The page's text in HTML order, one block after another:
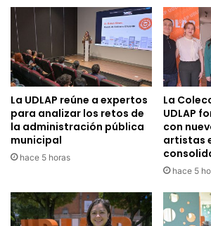
La UDLAP reúne a expertos
para analizar los retos de
la administración pública
municipal
hace 5 horas
La
UDLAP
con
artistas
hace 5